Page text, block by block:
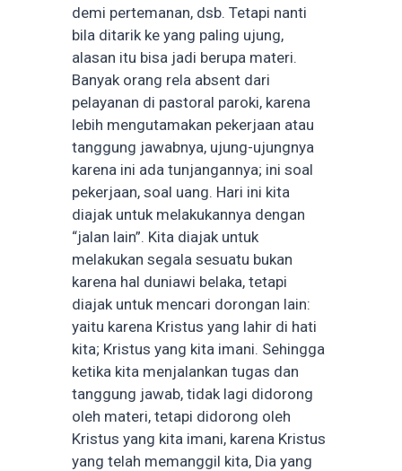
demi pertemanan, dsb. Tetapi nanti
bila ditarik ke yang paling ujung,
alasan itu bisa jadi berupa materi.
Banyak orang rela absent dari
pelayanan di pastoral paroki, karena
lebih mengutamakan pekerjaan atau
tanggung jawabnya, ujung-ujungnya
karena ini ada tunjangannya; ini soal
pekerjaan, soal uang. Hari ini kita
diajak untuk melakukannya dengan
“jalan lain”. Kita diajak untuk
melakukan segala sesuatu bukan
karena hal duniawi belaka, tetapi
diajak untuk mencari dorongan lain:
yaitu karena Kristus yang lahir di hati
kita; Kristus yang kita imani. Sehingga
ketika kita menjalankan tugas dan
tanggung jawab, tidak lagi didorong
oleh materi, tetapi didorong oleh
Kristus yang kita imani, karena Kristus
yang telah memanggil kita, Dia yang